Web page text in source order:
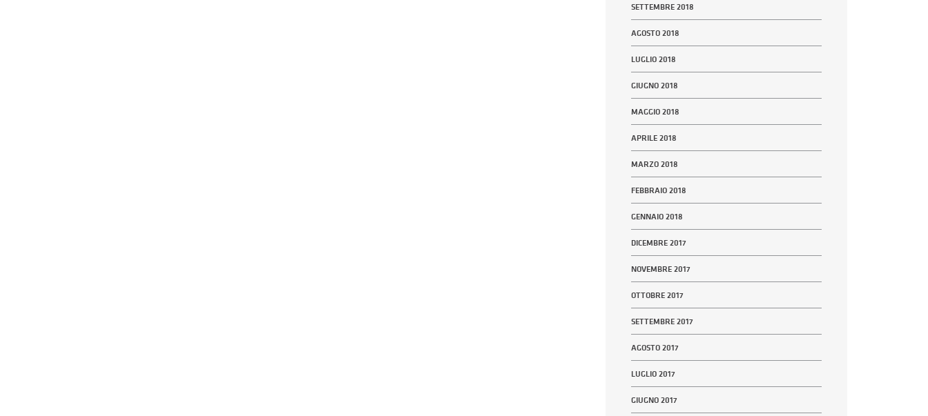
SETTEMBRE 2018
AGOSTO 2018
LUGLIO 2018
GIUGNO 2018
MAGGIO 2018
APRILE 2018
MARZO 2018
FEBBRAIO 2018
GENNAIO 2018
DICEMBRE 2017
NOVEMBRE 2017
OTTOBRE 2017
SETTEMBRE 2017
AGOSTO 2017
LUGLIO 2017
GIUGNO 2017